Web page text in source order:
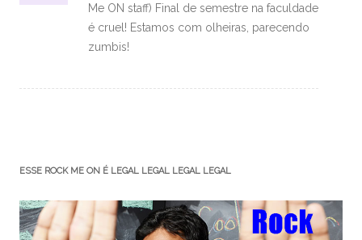
Me ON staff) Final de semestre na faculdade
é cruel! Estamos com olheiras, parecendo
zumbis!
ESSE ROCK ME ON É LEGAL LEGAL LEGAL LEGAL